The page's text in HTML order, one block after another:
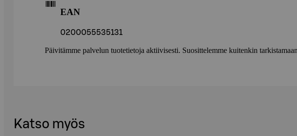
EAN
0200055535131
Päivitämme palvelun tuotetietoja aktiivisesti. Suosittelemme kuitenkin
Katso myös